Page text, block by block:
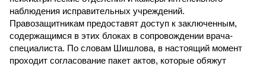
наблюдения исправительных учреждений.
Правозащитникам предоставят доступ к заключенным,
содержащимся в этих блоках в сопровождении врача-
специалиста. По словам Шишлова, в настоящий момент
проходит согласование пакет актов, которые обяжут